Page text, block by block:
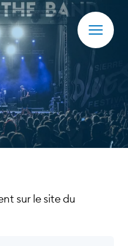
Soutiens
sur le site du